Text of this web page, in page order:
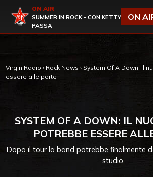
Virgin Radio
ON AIR
SUMMER IN ROCK - CON KETTY
PASSA
ON
Virgin Radio › Rock News › System Of A Down: il
essere alle porte
SYSTEM OF A DOWN: IL
POTREBBE ESSERE
Dopo il tour la band potrebbe finalmente
studio